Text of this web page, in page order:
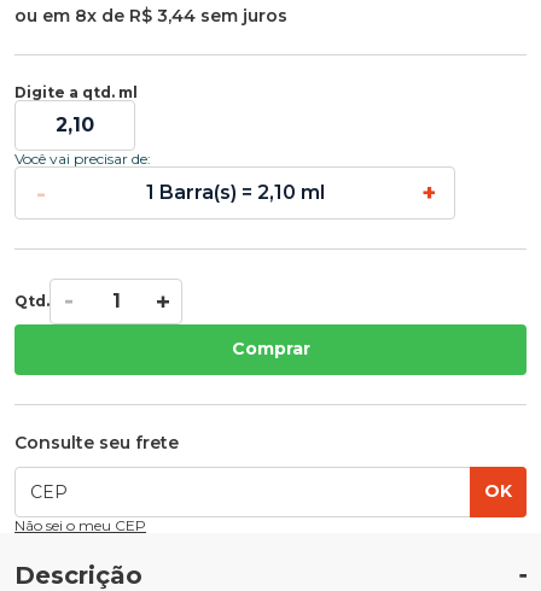
ou em 8x de R$ 3,44 sem juros
Digite a qtd. ml
Você vai precisar de:
- 1 Barra(s) = 2,10 ml +
Qtd.
Comprar
Consulte seu frete
OK
Não sei o meu CEP
Descrição